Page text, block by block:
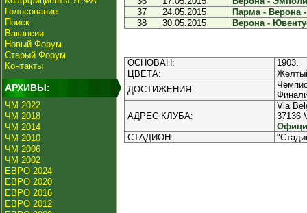
Голосование
Поиск
Вакансии
Новый Форум
Старый Форум
Контакты
АРХИВЫ:
ЧМ 2022
ЧМ 2018
ЧМ 2014
ЧМ 2010
ЧМ 2006
ЧМ 2002
ЕВРО 2024
ЕВРО 2020
ЕВРО 2016
ЕВРО 2012
37
24.05.2015
Парма - Верона
38
30.05.2015 Верона -
ОСНОВАН:
1903.
ЦВЕТА:
ДОСТИЖЕНИЯ:
АДРЕС КЛУБА:
Via
37136
СТАДИОН: